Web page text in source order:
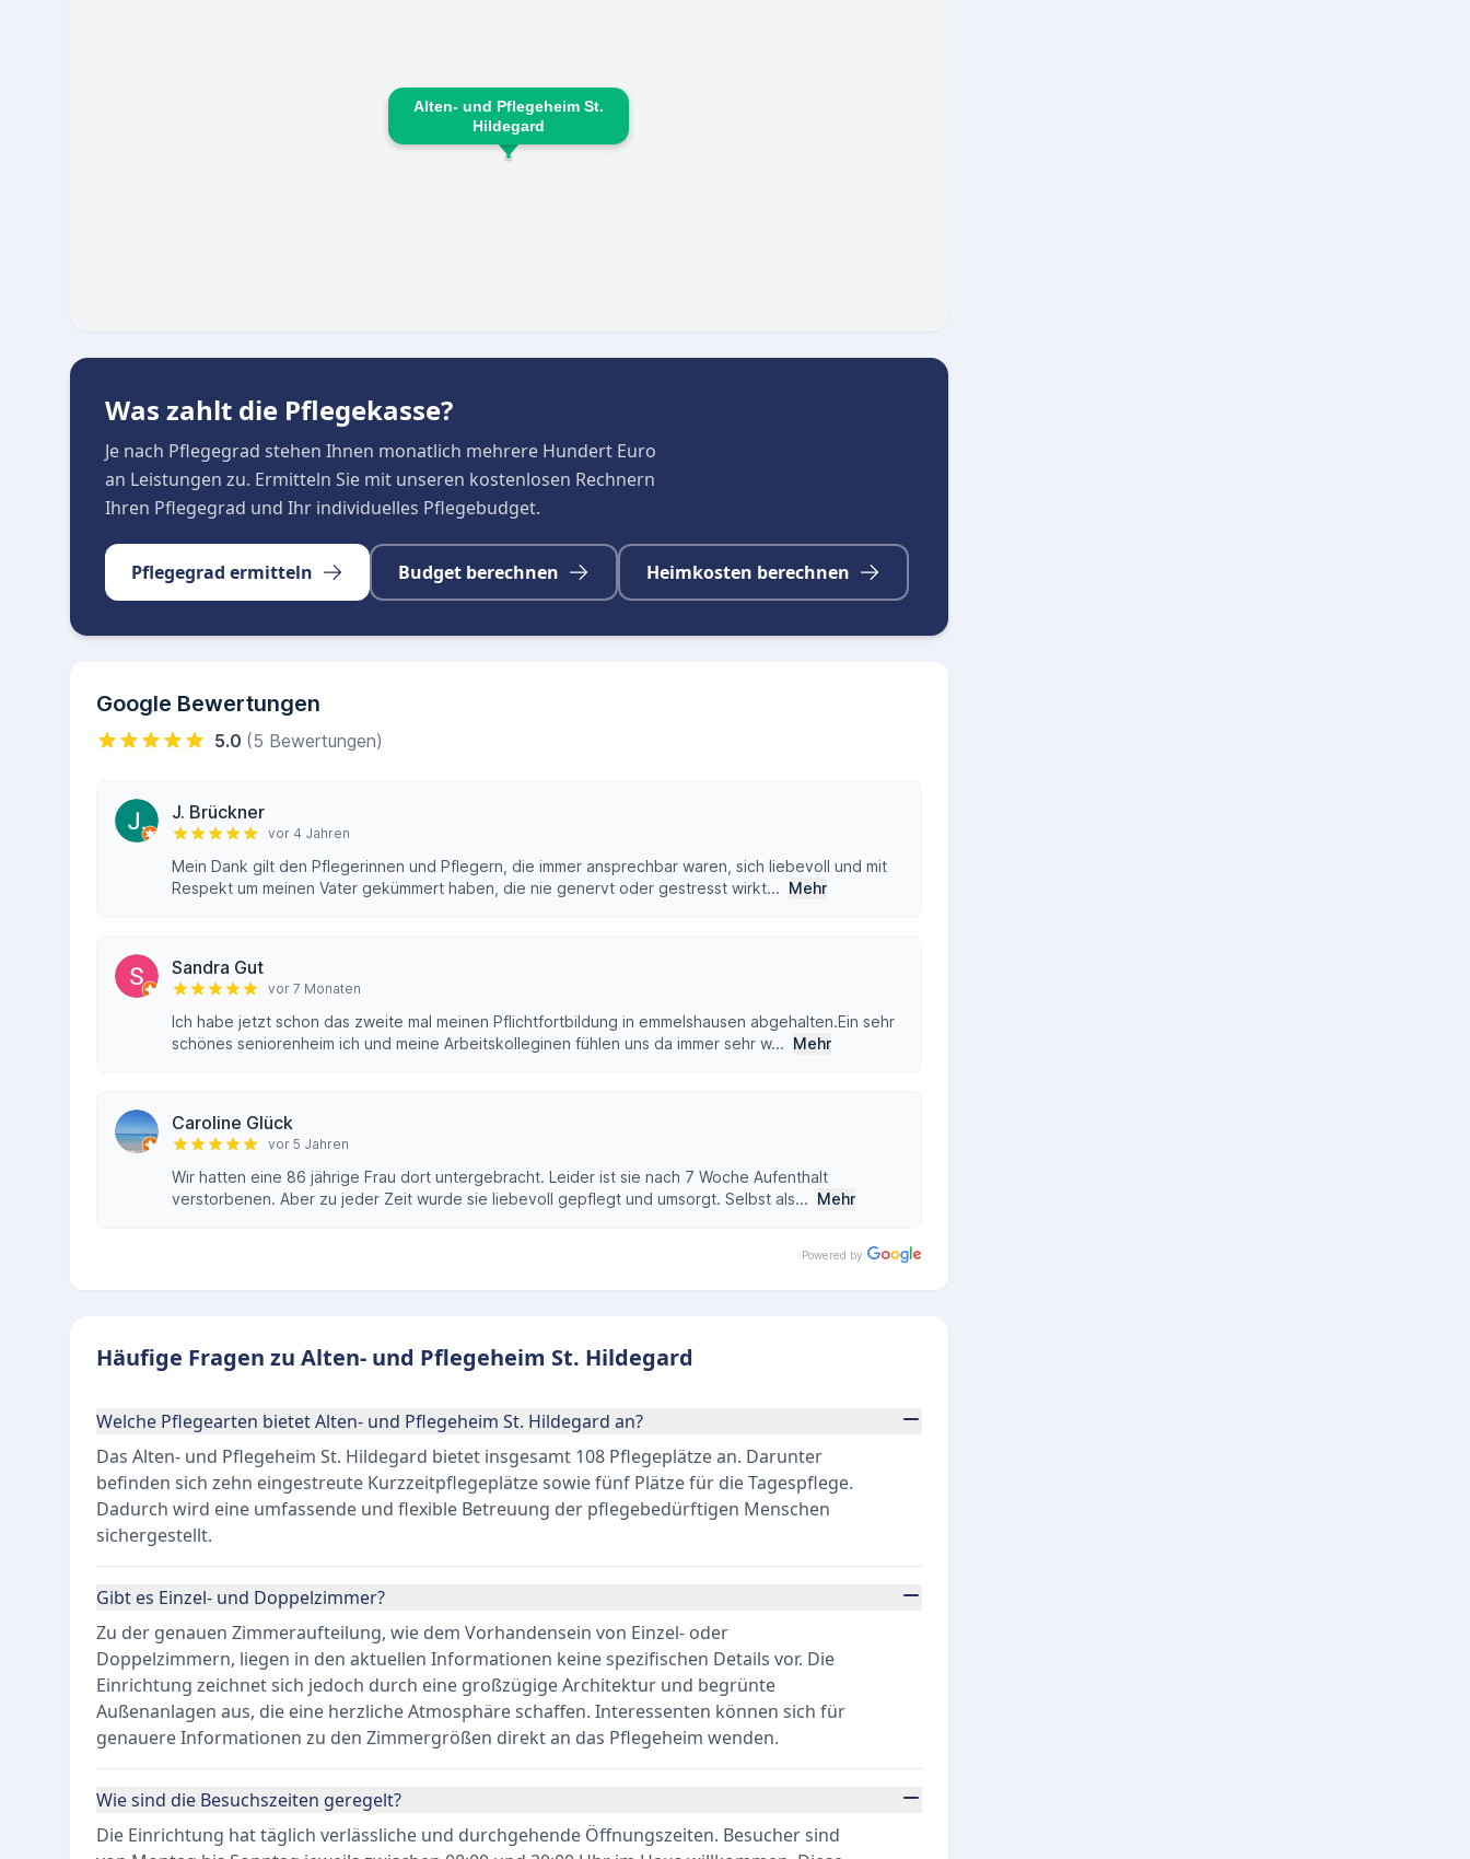
Alten- und Pflegeheim St.
Hildegard
Was zahlt die Pflegekasse?
Je nach Pflegegrad stehen Ihnen monatlich mehrere Hundert Euro
an Leistungen zu. Ermitteln Sie mit unseren kostenlosen Rechnern
Ihren Pflegegrad und Ihr individuelles Pflegebudget.
Pflegegrad ermitteln Budget berechnen Heimkosten berechnen
Google Bewertungen
5.0 (5 Bewertungen)
J. Brückner
vor 4 Jahren
Mein Dank gilt den Pflegerinnen und Pflegern, die immer ansprechbar waren, sich liebevoll und mit
Respekt um meinen Vater gekümmert haben, die nie genervt oder gestresst wirkt... Mehr
Sandra Gut
vor 7 Monaten
Ich habe jetzt schon das zweite mal meinen Pflichtfortbildung in emmelshausen abgehalten.Ein sehr
schönes seniorenheim ich und meine Arbeitskolleginen fühlen uns da immer sehr w... Mehr
Caroline Glück
vor 5 Jahren
Wir hatten eine 86 jährige Frau dort untergebracht. Leider ist sie nach 7 Woche Aufenthalt
verstorbenen. Aber zu jeder Zeit wurde sie liebevoll gepflegt und umsorgt. Selbst als... Mehr
Powered by
Häufige Fragen zu Alten- und Pflegeheim St. Hildegard
Welche Pflegearten bietet Alten- und Pflegeheim St. Hildegard an?
Das Alten- und Pflegeheim St. Hildegard bietet insgesamt 108 Pflegeplätze an. Darunter
befinden sich zehn eingestreute Kurzzeitpflegeplätze sowie fünf Plätze für die Tagespflege.
Dadurch wird eine umfassende und flexible Betreuung der pflegebedürftigen Menschen
sichergestellt.
Gibt es Einzel- und Doppelzimmer?
Zu der genauen Zimmeraufteilung, wie dem Vorhandensein von Einzel- oder
Doppelzimmern, liegen in den aktuellen Informationen keine spezifischen Details vor. Die
Einrichtung zeichnet sich jedoch durch eine großzügige Architektur und begrünte
Außenanlagen aus, die eine herzliche Atmosphäre schaffen. Interessenten können sich für
genauere Informationen zu den Zimmergrößen direkt an das Pflegeheim wenden.
Wie sind die Besuchszeiten geregelt?
Die Einrichtung hat täglich verlässliche und durchgehende Öffnungszeiten. Besucher sind